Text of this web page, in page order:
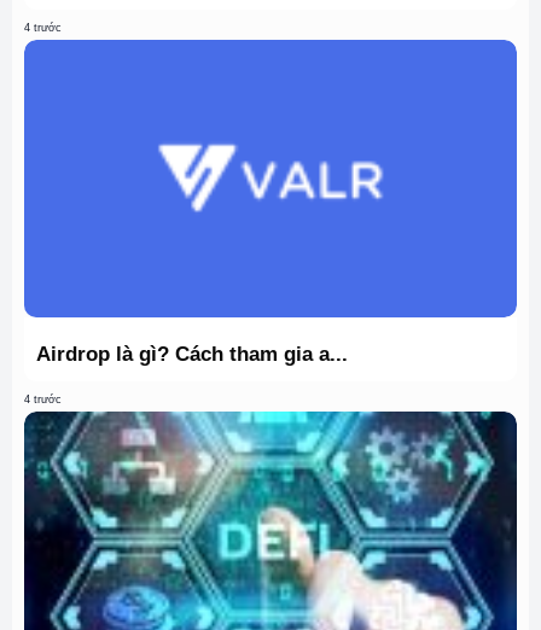
4 trước
Airdrop là gì? Cách tham gia a...
4 trước